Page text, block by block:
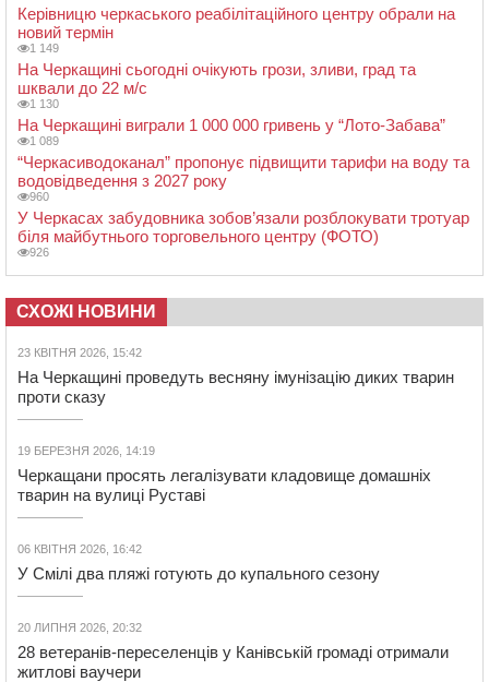
Керівницю черкаського реабілітаційного центру обрали на
новий термін
1 149
На Черкащині сьогодні очікують грози, зливи, град та
шквали до 22 м/с
1 130
На Черкащині виграли 1 000 000 гривень у “Лото-Забава”
1 089
“Черкасиводоканал” пропонує підвищити тарифи на воду та
водовідведення з 2027 року
960
У Черкасах забудовника зобов’язали розблокувати тротуар
біля майбутнього торговельного центру (ФОТО)
926
СХОЖІ НОВИНИ
23 КВІТНЯ 2026, 15:42
На Черкащині проведуть весняну імунізацію диких тварин
проти сказу
19 БЕРЕЗНЯ 2026, 14:19
Черкащани просять легалізувати кладовище домашніх
тварин на вулиці Руставі
06 КВІТНЯ 2026, 16:42
У Смілі два пляжі готують до купального сезону
20 ЛИПНЯ 2026, 20:32
28 ветеранів-переселенців у Канівській громаді отримали
житлові ваучери